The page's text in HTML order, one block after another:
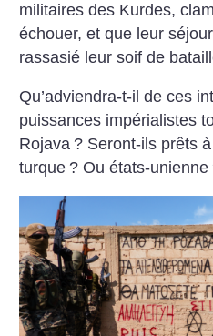
militaires des Kurdes,
échouer, et que leur
rassasié leur soif de
Qu’adviendra-t-il de ces
puissances impérialistes
Rojava ? Seront-ils prêts
turque ? Ou états-unienne